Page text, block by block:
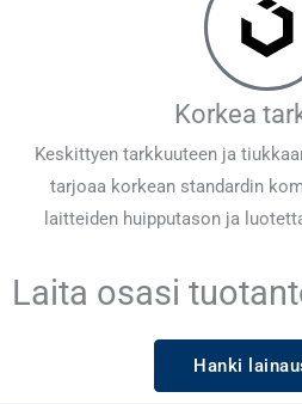
Korkea
Keskittyen tarkkuuteen ja
tarjoaa korkean standardin
laitteiden huipputason ja
Laita osasi
Hanki